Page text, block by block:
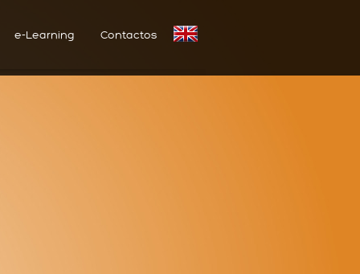
e-Learning Contactos